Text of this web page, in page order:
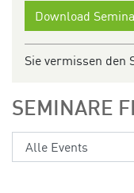
Download
Sie vermissen den
SEMINARE